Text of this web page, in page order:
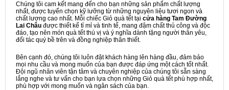
Chúng tôi cam kết mang đến cho bạn những sản phẩm chất lượng
nhất, được tuyển chọn kỹ lưỡng từ những nguyên liệu tươi ngon và
chất lượng cao nhất. Mỗi chiếc Giỏ quà tết tại cửa hàng Tam Đường
Lai Châu được thiết kế tỉ mỉ và tinh tế, mang đậm chất thủ công và độc
đáo, tạo nên món quà tết thú vị và ý nghĩa dành tặng người thân yêu,
đối tác quý bề trên và đồng nghiệp thân thiết.
Bên cạnh đó, chúng tôi luôn đặt khách hàng lên hàng đầu, đảm bảo
mọi nhu cầu và mong muốn của bạn được đáp ứng một cách tốt nhất.
Đội ngũ nhân viên tận tâm và chuyên nghiệp của chúng tôi sẵn sàng
lắng nghe và tư vấn cho bạn lựa chọn những Giỏ quà tết phù hợp nhất,
phù hợp với mong muốn và ngân sách của bạn.